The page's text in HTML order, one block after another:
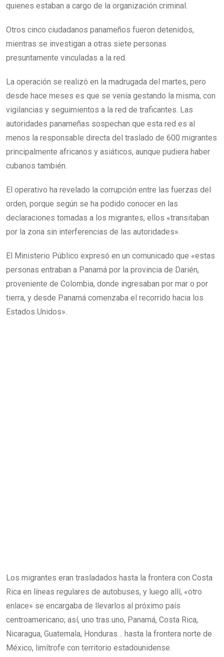
quienes estaban a cargo de la organización criminal.
Otros cinco ciudadanos panameños fueron detenidos,
mientras se investigan a otras siete personas
presuntamente vinculadas a la red.
La operación se realizó en la madrugada del martes, pero
desde hace meses es que se venía gestando la misma, con
vigilancias y seguimientos a la red de traficantes. Las
autoridades panameñas sospechan que esta red es al
menos la responsable directa del traslado de 600 migrantes
principalmente africanos y asiáticos, aunque pudiera haber
cubanos también.
El operativo ha revelado la corrupción entre las fuerzas del
orden, porque según se ha podido conocer en las
declaraciones tomadas a los migrantes, ellos «transitaban
por la zona sin interferencias de las autoridades».
El Ministerio Público expresó en un comunicado que «estas
personas entraban a Panamá por la provincia de Darién,
proveniente de Colombia, donde ingresaban por mar o por
tierra, y desde Panamá comenzaba el recorrido hacia los
Estados Unidos».
Los migrantes eran trasladados hasta la frontera con Costa
Rica en líneas regulares de autobuses, y luego allí, «otro
enlace» se encargaba de llevarlos al próximo país
centroamericano; así, uno tras uno, Panamá, Costa Rica,
Nicaragua, Guatemala, Honduras… hasta la frontera norte de
México, limítrofe con territorio estadounidense.